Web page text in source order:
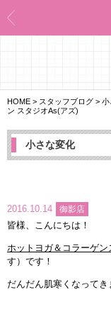
HOME > スタッフブログ > 小
ン スタジオAs(アズ)
小さな変化
2016.10.14 御影店
皆様、こんにちは！
ホットヨガ＆コラーゲ
す）です！
だんだん肌寒くなって